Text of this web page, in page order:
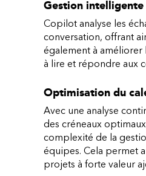
Gestion intelligente
Copilot analyse les
conversation, offrant
également à améliorer
à lire et répondre aux
Optimisation du
Avec une analyse
des créneaux
complexité de la
équipes. Cela permet
projets à forte valeur